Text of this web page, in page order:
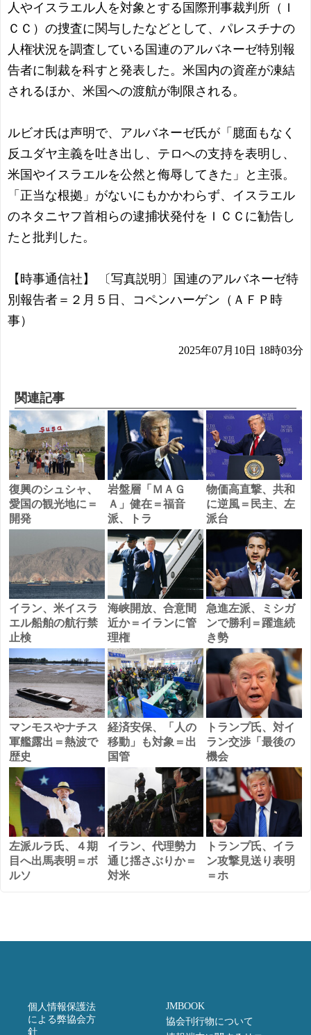
人やイスラエル人を対象とする国際刑事裁判所（Ｉ
ＣＣ）の捜査に関与したなどとして、パレスチナの
人権状況を調査している国連のアルバネーゼ特別報
告者に制裁を科すと発表した。米国内の資産が凍結
されるほか、米国への渡航が制限される。
ルビオ氏は声明で、アルバネーゼ氏が「臆面もなく
反ユダヤ主義を吐き出し、テロへの支持を表明し、
米国やイスラエルを公然と侮辱してきた」と主張。
「正当な根拠」がないにもかかわらず、イスラエル
のネタニヤフ首相らの逮捕状発付をＩＣＣに勧告し
たと批判した。
【時事通信社】 〔写真説明〕国連のアルバネーゼ特
別報告者＝２月５日、コペンハーゲン（ＡＦＰ時
事）
2025年07月10日 18時03分
関連記事
復興のシュシャ、
愛国の観光地に＝
開発
岩盤層「ＭＡＧ
Ａ」健在＝福音
派、トラ
物価高直撃、共和
に逆風＝民主、左
派台
イラン、米イスラ
エル船舶の航行禁
止検
海峡開放、合意間
近か＝イランに管
理権
急進左派、ミシガ
ンで勝利＝躍進続
き勢
マンモスやナチス
軍艦露出＝熱波で
歴史
経済安保、「人の
移動」も対象＝出
国管
トランプ氏、対イ
ラン交渉「最後の
機会
左派ルラ氏、４期
目へ出馬表明＝ボ
ルソ
イラン、代理勢力
通じ揺さぶりか＝
対米
トランプ氏、イラ
ン攻撃見送り表明
＝ホ
個人情報保護法
による弊協会方
針
JMBOOK
協会刊行物について